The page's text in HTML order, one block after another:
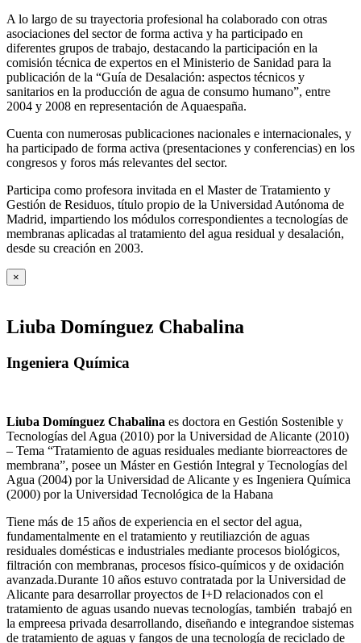
A lo largo de su trayectoria profesional ha colaborado con otras
asociaciones del sector de forma activa y ha participado en
diferentes grupos de trabajo, destacando la participación en la
comisión técnica de expertos en el Ministerio de Sanidad para la
publicación de la “Guía de Desalación: aspectos técnicos y
sanitarios en la producción de agua de consumo humano”, entre
2004 y 2008 en representación de Aquaespaña.
Cuenta con numerosas publicaciones nacionales e internacionales, y
ha participado de forma activa (presentaciones y conferencias) en los
congresos y foros más relevantes del sector.
Participa como profesora invitada en el Master de Tratamiento y
Gestión de Residuos, título propio de la Universidad Autónoma de
Madrid, impartiendo los módulos correspondientes a tecnologías de
membranas aplicadas al tratamiento del agua residual y desalación,
desde su creación en 2003.
×
Liuba Domínguez Chabalina
Ingeniera Química
Liuba Domínguez Chabalina es doctora en Gestión Sostenible y
Tecnologías del Agua (2010) por la Universidad de Alicante (2010)
– Tema “Tratamiento de aguas residuales mediante biorreactores de
membrana”, posee un Máster en Gestión Integral y Tecnologías del
Agua (2004) por la Universidad de Alicante y es Ingeniera Química
(2000) por la Universidad Tecnológica de la Habana
Tiene más de 15 años de experiencia en el sector del agua,
fundamentalmente en el tratamiento y reutiliazción de aguas
residuales domésticas e industriales mediante procesos biológicos,
filtración con membranas, procesos físico-químicos y de oxidación
avanzada.Durante 10 años estuvo contratada por la Universidad de
Alicante para desarrollar proyectos de I+D relacionados con el
tratamiento de aguas usando nuevas tecnologías, también trabajó en
la empreesa privada desarrollando, diseñando e integrandoe sistemas
de tratamiento de aguas y fangos de una tecnología de reciclado de